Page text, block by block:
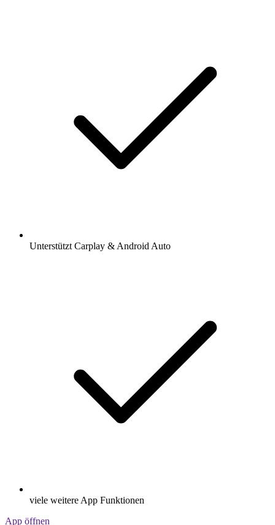
Unterstützt Carplay & Android Auto
viele weitere App Funktionen
App öffnen